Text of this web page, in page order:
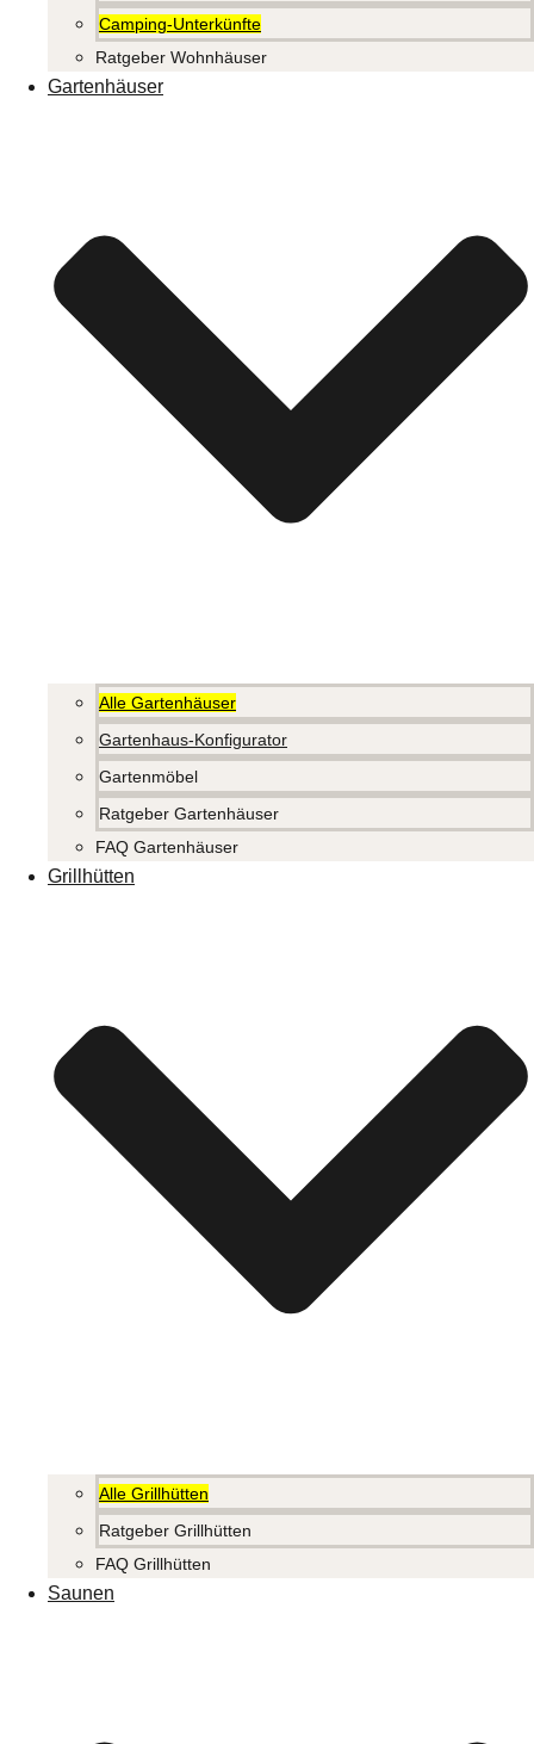
Camping-Unterkünfte
Ratgeber Wohnhäuser
Gartenhäuser
Alle Gartenhäuser
Gartenhaus-Konfigurator
Gartenmöbel
Ratgeber Gartenhäuser
FAQ Gartenhäuser
Grillhütten
Alle Grillhütten
Ratgeber Grillhütten
FAQ Grillhütten
Saunen